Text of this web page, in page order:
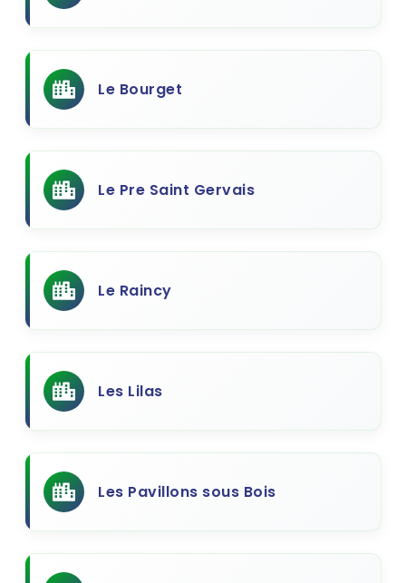
Le Bourget
Le Pre Saint Gervais
Le Raincy
Les Lilas
Les Pavillons sous Bois